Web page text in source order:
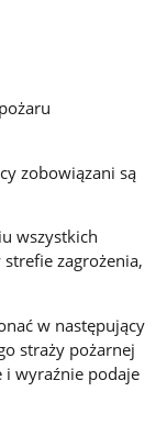
zobowiązani są
wszystkich
zagrożenia,
w następujący
straży pożarnej
i wyraźnie podaje